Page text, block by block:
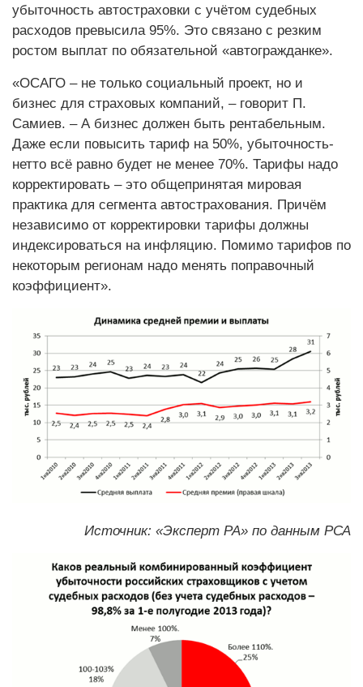
убыточность автостраховки с учётом судебных
расходов превысила 95%. Это связано с резким
ростом выплат по обязательной «автогражданке».
«ОСАГО – не только социальный проект, но и
бизнес для страховых компаний, – говорит П.
Самиев. – А бизнес должен быть рентабельным.
Даже если повысить тариф на 50%, убыточность-
нетто всё равно будет не менее 70%. Тарифы надо
корректировать – это общепринятая мировая
практика для сегмента автострахования. Причём
независимо от корректировки тарифы должны
индексироваться на инфляцию. Помимо тарифов по
некоторым регионам надо менять поправочный
коэффициент».
Источник: «Эксперт РА» по данным РСА